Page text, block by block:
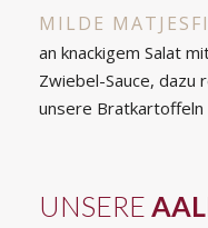
MILDE
an knackigem Salat
Zwiebel-Sauce, dazu
unsere Bratkartoffeln
UNSERE